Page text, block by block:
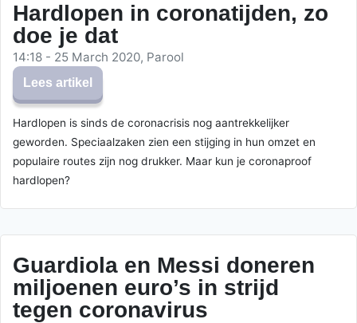
Hardlopen in coronatijden, zo
doe je dat
14:18 - 25 March 2020, Parool
Lees artikel
Hardlopen is sinds de coronacrisis nog aantrekkelijker
geworden. Speciaalzaken zien een stijging in hun omzet en
populaire routes zijn nog drukker. Maar kun je coronaproof
hardlopen?
Guardiola en Messi doneren
miljoenen euro’s in strijd
tegen coronavirus